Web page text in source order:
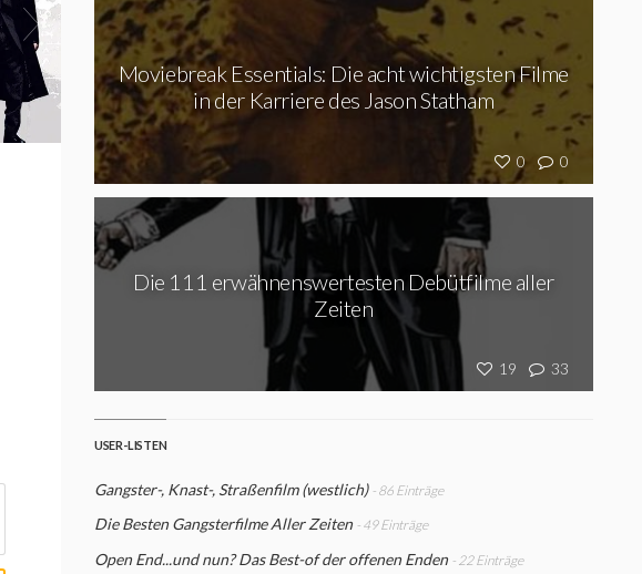
0 0
Moviebreak Essentials: Die acht wichtigsten Filme
in der Karriere des Jason Statham
19 33
Die 111 erwähnenswertesten Debütfilme aller
Zeiten
USER-LISTEN
Gangster-, Knast-, Straßenfilm (westlich) - 86 Einträge
Die Besten Gangsterfilme Aller Zeiten - 49 Einträge
Open End...und nun? Das Best-of der offenen Enden - 22 Einträge